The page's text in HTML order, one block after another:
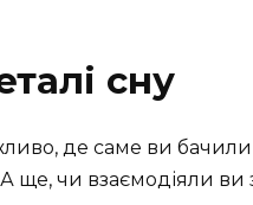
сну
де саме ви бачили
А ще, чи взаємодіяли